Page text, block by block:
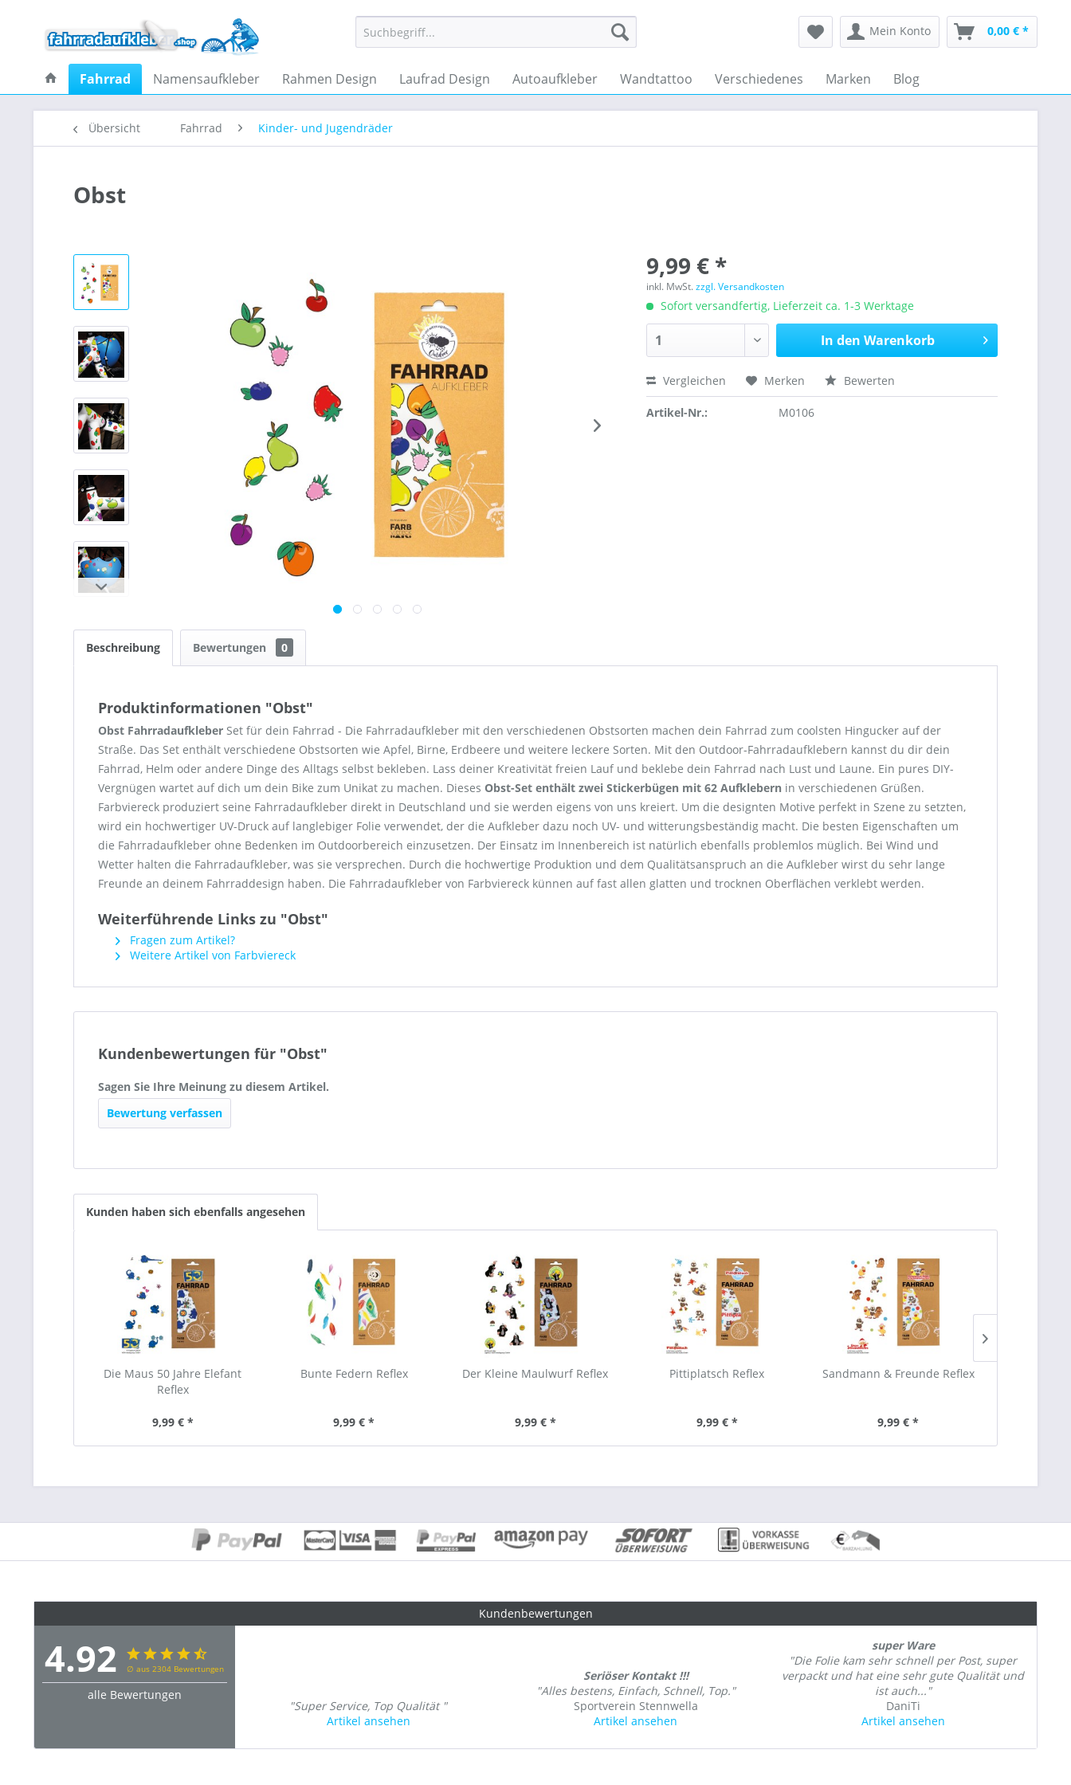
Mein Konto 0,00 € *
Fahrrad Namensaufkleber Rahmen Design Laufrad Design Autoaufkleber Wandtattoo Verschiedenes Marken Blog
Übersicht Fahrrad Kinder- und Jugendräder
Obst
9,99 € *
inkl. MwSt.zzgl. Versandkosten
Sofort versandfertig, Lieferzeit ca. 1-3 Werktage
In den Warenkorb
Vergleichen Merken Bewerten
Artikel-Nr.: M0106
Beschreibung Bewertungen 0
Produktinformationen "Obst"
Obst Fahrradaufkleber Set für dein Fahrrad - Die Fahrradaufkleber mit den verschiedenen Obstsorten machen dein Fahrrad zum coolsten Hingucker auf der
Straße. Das Set enthält verschiedene Obstsorten wie Apfel, Birne, Erdbeere und weitere leckere Sorten. Mit den Outdoor-Fahrradaufklebern kannst du dir dein
Fahrrad, Helm oder andere Dinge des Alltags selbst bekleben. Lass deiner Kreativität freien Lauf und beklebe dein Fahrrad nach Lust und Laune. Ein pures DIY-
Vergnügen wartet auf dich um dein Bike zum Unikat zu machen. Dieses Obst-Set enthält zwei Stickerbügen mit 62 Aufklebern in verschiedenen Grüßen.
Farbviereck produziert seine Fahrradaufkleber direkt in Deutschland und sie werden eigens von uns kreiert. Um die designten Motive perfekt in Szene zu setzten,
wird ein hochwertiger UV-Druck auf langlebiger Folie verwendet, der die Aufkleber dazu noch UV- und witterungsbeständig macht. Die besten Eigenschaften um
die Fahrradaufkleber ohne Bedenken im Outdoorbereich einzusetzen. Der Einsatz im Innenbereich ist natürlich ebenfalls problemlos müglich. Bei Wind und
Wetter halten die Fahrradaufkleber, was sie versprechen. Durch die hochwertige Produktion und dem Qualitätsanspruch an die Aufkleber wirst du sehr lange
Freunde an deinem Fahrraddesign haben. Die Fahrradaufkleber von Farbviereck künnen auf fast allen glatten und trocknen Oberflächen verklebt werden.
Weiterführende Links zu "Obst"
Fragen zum Artikel?
Weitere Artikel von Farbviereck
Kundenbewertungen für "Obst"
Sagen Sie Ihre Meinung zu diesem Artikel.
Bewertung verfassen
Kunden haben sich ebenfalls angesehen
Die Maus 50 Jahre Elefant
Reflex
9,99 € *
Bunte Federn Reflex
9,99 € *
Der Kleine Maulwurf Reflex
9,99 € *
Pittiplatsch Reflex
9,99 € *
Sandmann & Freunde Reflex
9,99 € *
Kundenbewertungen
4.92∅ aus 2304 Bewertungen
alle Bewertungen
"Super Service, Top Qualität "
Artikel ansehen
Seriöser Kontakt !!!
"Alles bestens, Einfach, Schnell, Top."
Sportverein Stennwella
Artikel ansehen
super Ware
"Die Folie kam sehr schnell per Post, super
verpackt und hat eine sehr gute Qualität und
ist auch..."
DaniTi
Artikel ansehen